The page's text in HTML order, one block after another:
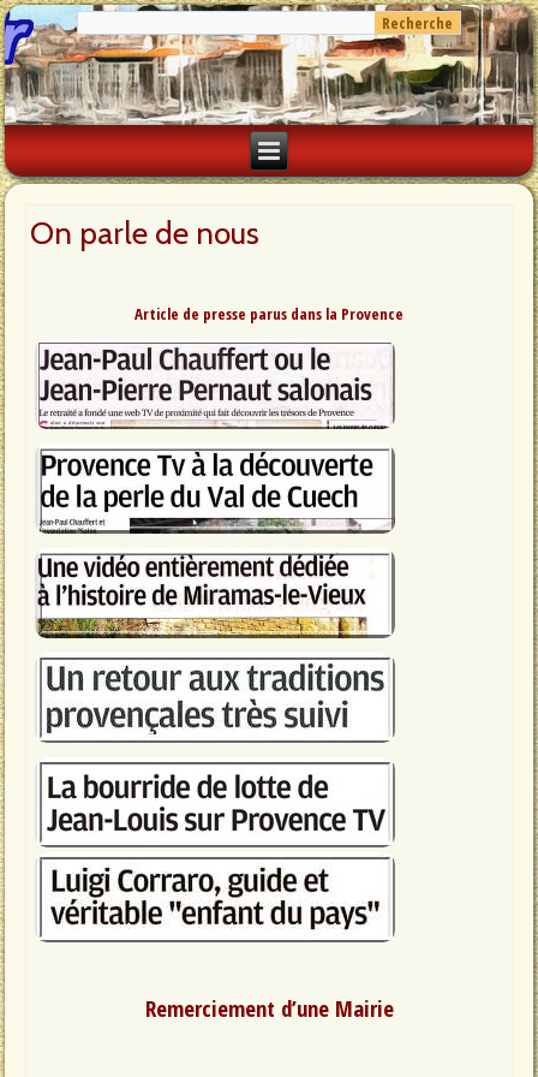
On parle de nous
Article de presse parus dans la Provence
Remerciement d’une Mairie